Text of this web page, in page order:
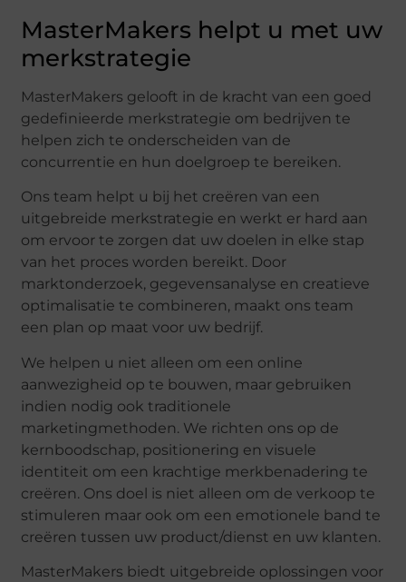
MasterMakers helpt u met uw
merkstrategie
MasterMakers gelooft in de kracht van een goed
gedefinieerde merkstrategie om bedrijven te
helpen zich te onderscheiden van de
concurrentie en hun doelgroep te bereiken.
Ons team helpt u bij het creëren van een
uitgebreide merkstrategie en werkt er hard aan
om ervoor te zorgen dat uw doelen in elke stap
van het proces worden bereikt. Door
marktonderzoek, gegevensanalyse en creatieve
optimalisatie te combineren, maakt ons team
een plan op maat voor uw bedrijf.
We helpen u niet alleen om een online
aanwezigheid op te bouwen, maar gebruiken
indien nodig ook traditionele
marketingmethoden. We richten ons op de
kernboodschap, positionering en visuele
identiteit om een krachtige merkbenadering te
creëren. Ons doel is niet alleen om de verkoop te
stimuleren maar ook om een emotionele band te
creëren tussen uw product/dienst en uw klanten.
MasterMakers biedt uitgebreide oplossingen voor